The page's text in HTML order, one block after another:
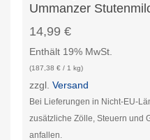
Ummanzer
14,99€
Enthält 19% MwSt.
(187,38€ / 1 kg)
zzgl.Versand
Bei Lieferungen in Nicht-EU-
zusätzliche Zölle, Steuern und
anfallen.